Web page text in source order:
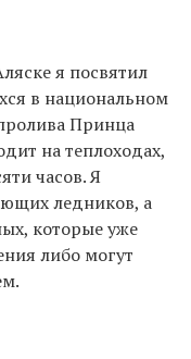
я посвятил
в национальном
Принца
на теплоходах,
часов. Я
ледников, а
которые уже
либо могут